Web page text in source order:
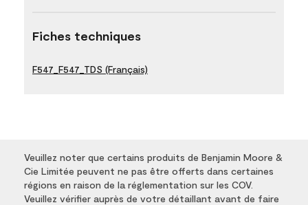
Fiches techniques
F547_F547_TDS (Français)
Veuillez noter que certains produits de Benjamin Moore &
Cie Limitée peuvent ne pas être offerts dans certaines
régions en raison de la réglementation sur les COV.
Veuillez vérifier auprès de votre détaillant avant de faire